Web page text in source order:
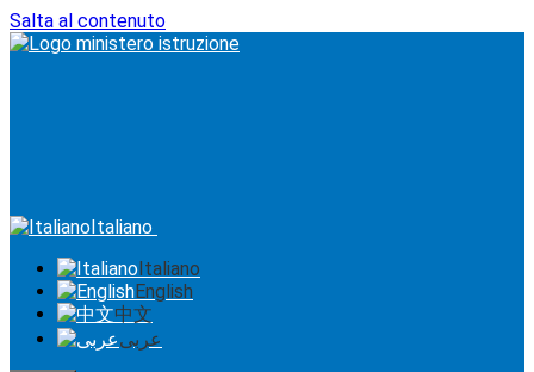
Salta al contenuto
Italiano
Italiano
English
中文
عربى